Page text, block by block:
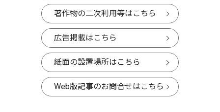
著作物の二次利用等はこちら
広告掲載はこちら
紙面の設置場所はこちら
Web版記事のお問合せはこちら